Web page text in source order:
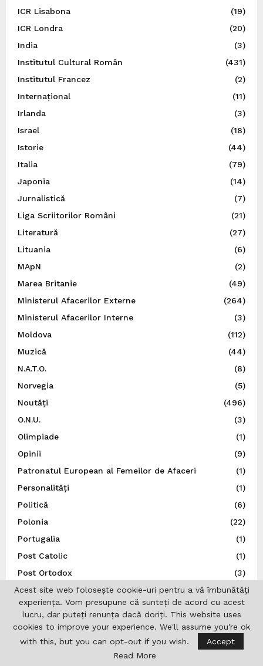
ICR Lisabona
(19)
ICR Londra
(20)
India
(3)
Institutul Cultural Român
(431)
Institutul Francez
(2)
Internațional
(11)
Irlanda
(3)
Israel
(18)
Istorie
(44)
Italia
(79)
Japonia
(14)
Jurnalistică
(7)
Liga Scriitorilor Români
(21)
Literatură
(27)
Lituania
(6)
MApN
(2)
Marea Britanie
(49)
Ministerul Afacerilor Externe
(264)
Ministerul Afacerilor Interne
(3)
Moldova
(112)
Muzică
(44)
N.A.T.O.
(8)
Norvegia
(5)
Noutăți
(496)
O.N.U.
(3)
Olimpiade
(1)
Opinii
(9)
Patronatul European al Femeilor de Afaceri
(1)
Personalități
(1)
Politică
(6)
Polonia
(22)
Portugalia
(1)
Post Catolic
(1)
Post Ortodox
(3)
Preşedinţia României
(245)
Război, Ucraina
(16)
Religie
(36)
REPATRIOT
(31)
Acest site web folosește cookie-uri pentru a vă îmbunătăți
experiența. Vom presupune că sunteți de acord cu acest
lucru, dar puteți renunța dacă doriți. This website uses
cookies to improve your experience. We'll assume you're ok
with this, but you can opt-out if you wish.
Accept
Read More